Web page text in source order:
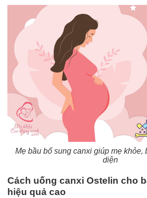
Mẹ bầu bổ sung canxi giúp mẹ khỏe,
diện
Cách uống canxi Ostelin cho
hiệu quả cao